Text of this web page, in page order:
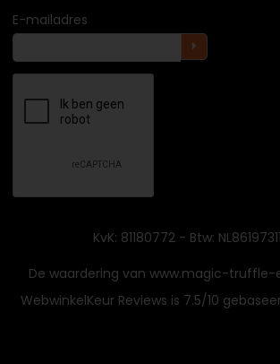
E-mailadres
KvK: 81180772 - Btw:
De waardering van www.magic-truffle-
WebwinkelKeur Reviews is 7.5/10